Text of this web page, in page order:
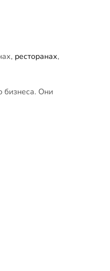
ресторанах,
бизнеса. Они